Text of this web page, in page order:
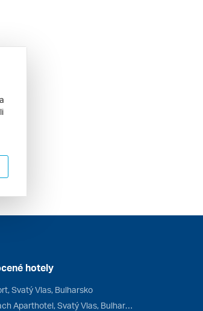
hotely
Svatý Vlas, Bulharsko
Prestige Fort Beach Aparthotel, Svatý Vlas, Bulharsko